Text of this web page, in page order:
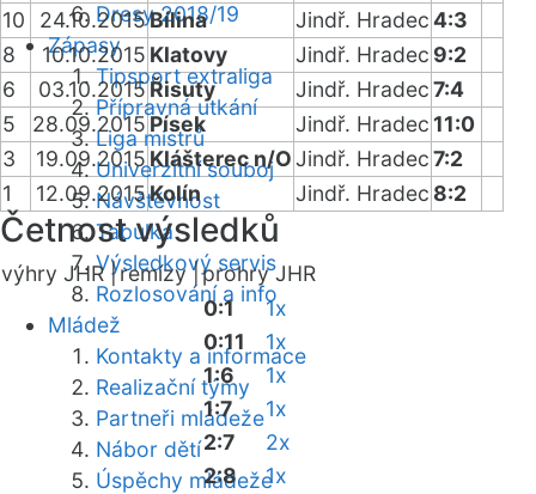
Dresy 2018/19
Zápasy
Tipsport extraliga
Přípravná utkání
Liga mistrů
Univerzitní souboj
Návštěvnost
Tabulka
Výsledkový servis
Rozlosování a info
Mládež
Kontakty a informace
Realizační týmy
Partneři mládeže
Nábor dětí
Úspěchy mládeže
10
24.10.2015Bílina Jindř. Hradec4:3
8
10.10.2015 Klatovy Jindř. Hradec 9:2
6
03.10.2015Řisuty Jindř. Hradec7:4
5
28.09.2015 Písek Jindř. Hradec 11:0
3
19.09.2015 Klášterec n/OJindř. Hradec7:2
1
12.09.2015Kolín Jindř. Hradec 8:2
Četnost výsledků
výhry JHR |remízy |prohry JHR
0:1
1x
0:11
1x
1:6
1x
1:7
1x
2:7
2x
2:8
1x